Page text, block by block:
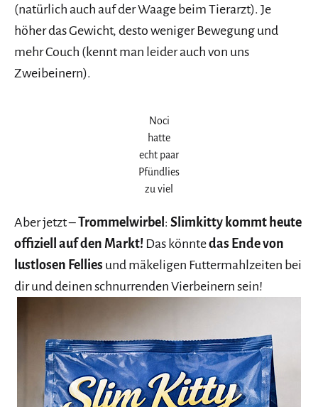
(natürlich auch auf der Waage beim Tierarzt). Je
höher das Gewicht, desto weniger Bewegung und
mehr Couch (kennt man leider auch von uns
Zweibeinern).
Noci
hatte
echt paar
Pfündlies
zu viel
Aber jetzt –Trommelwirbel: Slimkitty kommt heute
offiziell auf den Markt! Das könntedas Ende von
lustlosen Fellies und mäkeligen Futtermahlzeiten bei
dir und deinen schnurrenden Vierbeinern sein!